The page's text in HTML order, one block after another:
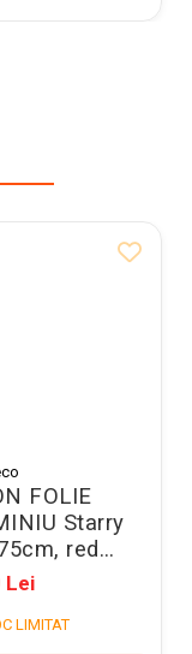
FOLIE
Starry
red
007
Lei
LIMITAT